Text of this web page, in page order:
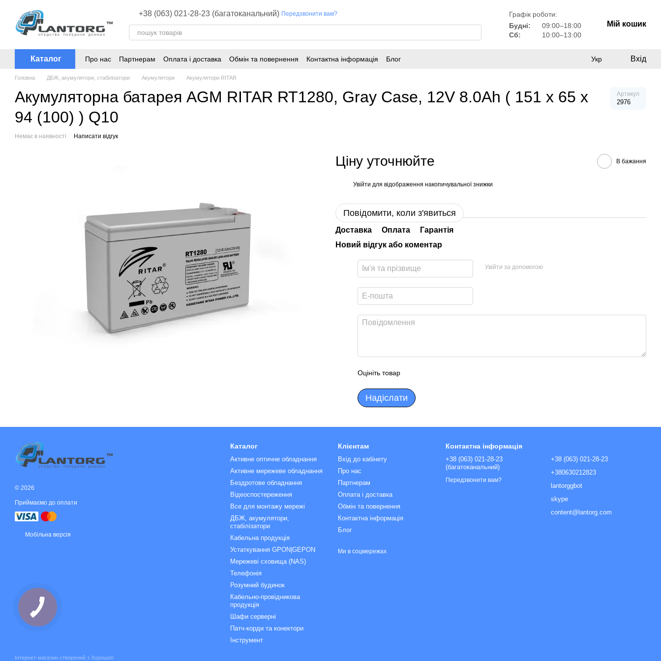
+38 (063) 021-28-23 (багатоканальний) Передзвонити вам?
Графік роботи:
Будні:
09:00–18:00
Сб:
10:00–13:00
Мій кошик
Каталог Про нас Партнерам Оплата і доставка Обмін та повернення Контактна інформація Блог Укр Вхід
Головна ДБЖ, акумулятори, стабілізатори Акумулятори Акумулятори RITAR
Акумуляторна батарея AGM RITAR RT1280, Gray Case, 12V 8.0Ah ( 151 х 65 х
94 (100) ) Q10
Артикул
2976
Немає в наявності Написати відгук
Ціну уточнюйте В бажання
Увійти для відображення накопичувальної знижки
Повідомити, коли з'явиться
Доставка Оплата
Гарантія
Новий відгук або коментар
Увійти за допомогою
Оцініть товар
Надіслати
© 2026
Приймаємо до оплати
Мобільна версія
Інтернет-магазин створений з Хорошоп
Каталог
Активне оптичне обладнання
Активне мережеве обладнання
Бездротове обладнання
Відеоспостереження
Все для монтажу мережі
ДБЖ, акумулятори,
стабілізатори
Кабельна продукція
Устаткування GPON|GEPON
Мережеві сховища (NAS)
Телефонія
Розумний будинок
Кабельно-провідникова
продукція
Шафи серверні
Патч-корди та конектори
Інструмент
Клієнтам
Вхід до кабінету
Про нас
Партнерам
Оплата і доставка
Обмін та повернення
Контактна інформація
Блог
Ми в соцмережах
Контактна інформація
+38 (063) 021-28-23
(багатоканальний)
Передзвонити вам?
+38 (063) 021-28-23
+380630212823
lantorggbot
skype
content@lantorg.com